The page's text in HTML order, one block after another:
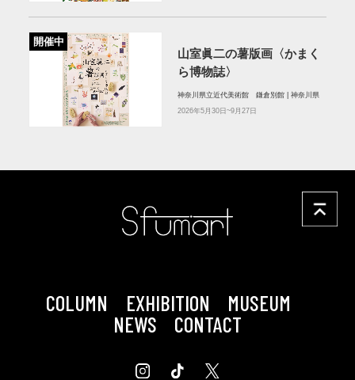
開催中
山室眞二の薯版画〈かまく
ら博物誌〉
神奈川県立近代美術館 鎌倉別館 | 神奈川県
2026年5月30日~9月27日
COLUMN EXHIBITION
MUSEUM
NEWS
CONTACT